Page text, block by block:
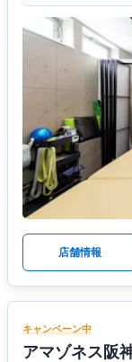
店舗情報
キャンペーン中
アマゾネス阪